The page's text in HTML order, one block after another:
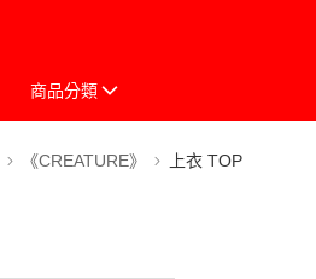
商品分類
《CREATURE》 上衣 TOP